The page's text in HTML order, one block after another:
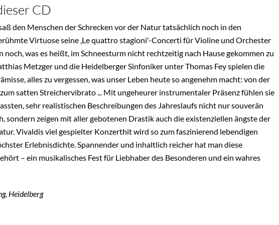
CD
den Menschen der Schrecken vor der Natur tatsächlich noch in den
Virtuose seine ‚Le quattro stagioni'-Concerti für Violine und Orchester
noch, was es heißt, im Schneesturm nicht rechtzeitig nach Hause gekommen zu
Metzger und die Heidelberger Sinfoniker unter Thomas Fey spielen die
alles zu vergessen, was unser Leben heute so angenehm macht: von der
satten Streichervibrato ... Mit ungeheurer instrumentaler Präsenz fühlen sie
sehr realistischen Beschreibungen des Jahreslaufs nicht nur souverän
sondern zeigen mit aller gebotenen Drastik auch die existenziellen ängste der
Vivaldis viel gespielter Konzerthit wird so zum faszinierend lebendigen
Erlebnisdichte. Spannender und inhaltlich reicher hat man diese
– ein musikalisches Fest für Liebhaber des Besonderen und ein wahres
Heidelberg